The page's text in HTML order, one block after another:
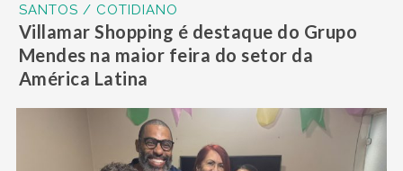
SANTOS / COTIDIANO
Villamar Shopping é destaque do Grupo
Mendes na maior feira do setor da
América Latina